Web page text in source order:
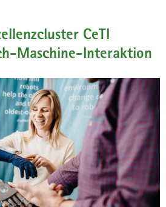
CeTI
Maschine-Interaktion